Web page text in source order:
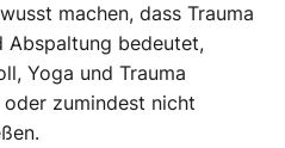
machen, dass Trauma
Abspaltung bedeutet,
Yoga und Trauma
zumindest nicht